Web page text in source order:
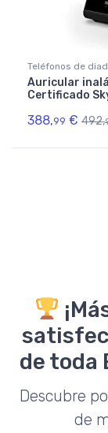
Teléfonos de
Auricular
Certificado
388,99 € 492,
de toda
Descubre
de